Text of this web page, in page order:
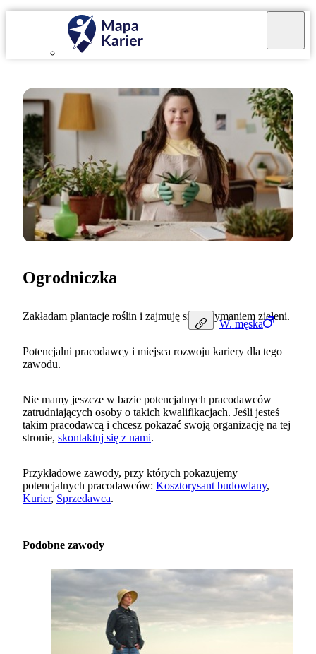
W. męska
Ogrodniczka
Zakładam plantacje roślin i zajmuję się utrzymaniem zieleni.
Potencjalni pracodawcy i miejsca rozwoju kariery dla tego
zawodu.
Nie mamy jeszcze w bazie potencjalnych pracodawców
zatrudniających osoby o takich kwalifikacjach. Jeśli jesteś
takim pracodawcą i chcesz pokazać swoją organizację na tej
stronie, skontaktuj się z nami.
Przykładowe zawody, przy których pokazujemy
potencjalnych pracodawców: Kosztorysant budowlany,
Kurier, Sprzedawca.
Podobne zawody